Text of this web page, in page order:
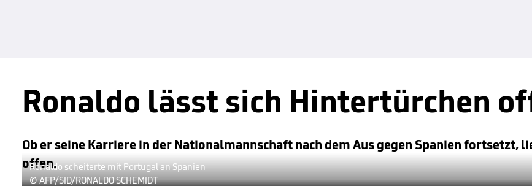
Ronaldo lässt sich Hintertürchen
Ob er seine Karriere in der Nationalmannschaft nach dem Aus gegen Spanien fortsetzt,
offen.
Ronaldo scheiterte mit Portugal an Spanien
© AFP/SID/RONALDO SCHEMIDT